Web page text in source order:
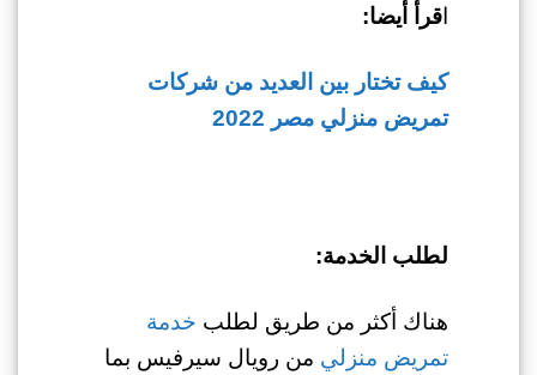
اقرأ أيضا:
كيف تختار بين العديد من شركات
تمريض منزلي مصر 2022
لطلب الخدمة:
هناك أكثر من طريق لطلب خدمة
تمريض منزلي من رويال سيرفيس بما